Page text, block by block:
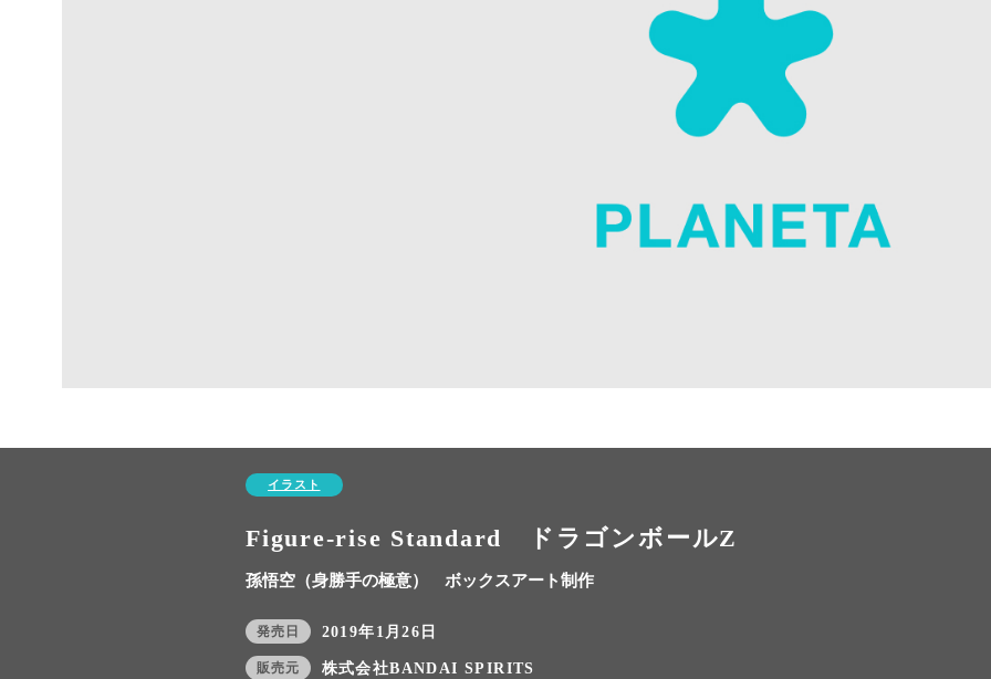
イラスト
Figure-rise Standard ドラゴンボールZ
孫悟空（身勝手の極意） ボックスアート制作
発売日 2019年1月26日
販売元 株式会社BANDAI SPIRITS